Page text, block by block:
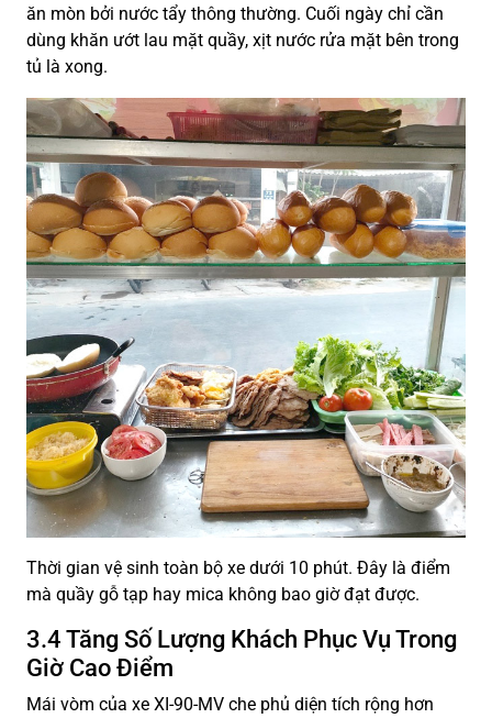
ăn mòn bởi nước tẩy thông thường. Cuối ngày chỉ cần
dùng khăn ướt lau mặt quầy, xịt nước rửa mặt bên trong
tủ là xong.
Thời gian vệ sinh toàn bộ xe dưới 10 phút. Đây là điểm
mà quầy gỗ tạp hay mica không bao giờ đạt được.
3.4 Tăng Số Lượng Khách Phục Vụ Trong
Giờ Cao Điểm
Mái vòm của xe XI-90-MV che phủ diện tích rộng hơn